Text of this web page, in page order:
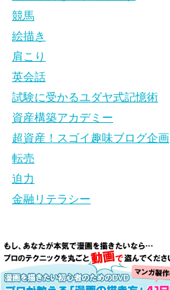
競馬
絵描き
肩こり
英会話
試験に受かるユダヤ式記憶術
資産構築アカデミー
超資産！スゴイ趣味ブログ企画
転売
迫力
金融リテラシー